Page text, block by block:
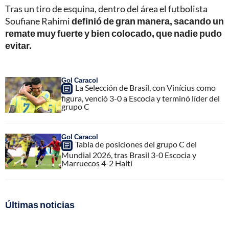
Tras un tiro de esquina, dentro del área el futbolista
Soufiane Rahimidefinió de gran manera, sacando un
remate muy fuerte y bien colocado, que nadie pudo
evitar.
Gol Caracol
La Selección de Brasil, con Vinícius como
figura, venció 3-0 a Escocia y terminó líder del
grupo C
Gol Caracol
Tabla de posiciones del grupo C del
Mundial 2026, tras Brasil 3-0 Escocia y
Marruecos 4-2 Haití
Últimas noticias